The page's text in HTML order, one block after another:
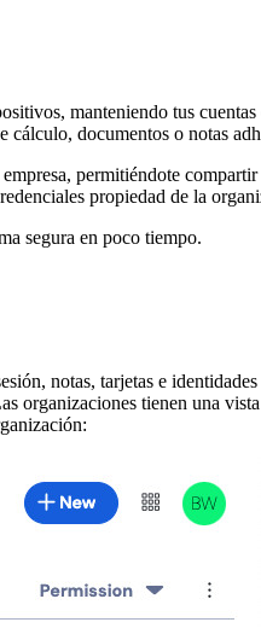
manteniendo tus
cálculo, documentos o notas
permitiéndote
propiedad de la
segura en poco tiempo.
notas, tarjetas e
organizaciones tienen una